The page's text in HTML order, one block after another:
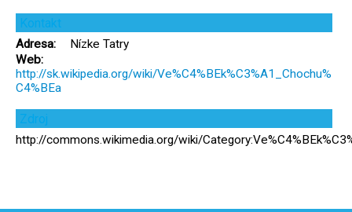
Kontakt
Adresa:
Nízke Tatry
Web:
http://sk.wikipedia.org/wiki/Ve%C4%BEk%C3%A1_Chochu%
C4%BEa
Zdroj
http://commons.wikimedia.org/wiki/